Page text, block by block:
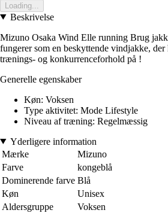
Loading...
Beskrivelse
Mizuno Osaka Wind Elle running Brug
fungerer som en beskyttende vindjakke,
trænings- og konkurrenceforhold på !
Generelle egenskaber
Køn: Voksen
Type aktivitet: Mode Lifestyle
Niveau af træning: Regelmæssig
Yderligere information
Mærke
Mizuno
Farve
kongeblå
Dominerende farve Blå
Køn
Unisex
Aldersgruppe
Voksen